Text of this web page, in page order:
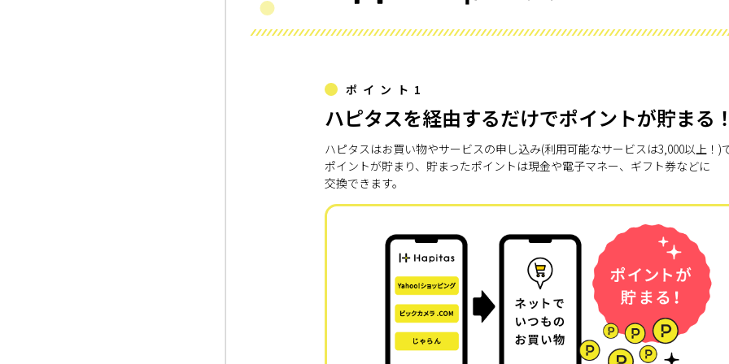
ポイント1
ハピタスを経由するだけでポイントが貯まる
ハピタスはお買い物やサービスの申し込み(利用可能なサービスは3,000以上！)
ポイントが貯まり、貯まったポイントは現金や電子マネー、ギフト券などに
交換できます。